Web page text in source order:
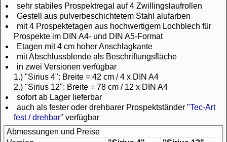
sehr stabiles Prospektregal auf 4 Zwillingslaufrollen
Gestell aus pulverbeschichtetem Stahl alufarben
mit 4 Prospektetagen aus hochwertigem Lochblech für
Prospekte im DIN A4- und DIN A5-Format
Etagen mit 4 cm hoher Anschlagkante
mit Abschlussblende als Beschriftungsfläche
in zwei Versionen verfügbar
1.) "Sirius 4": Breite = 42 cm / 4 x DIN A4
2.) "Sirius 12": Breite = 78 cm / 12 x DIN A4
sofort ab Lager lieferbar
auch als fester oder drehbarer Prospektständer "Tec-Art
fest / drehbar" verfügbar
Abmessungen und Preise